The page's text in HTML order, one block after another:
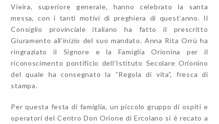
Vieira, superiore generale, hanno celebrato la santa
messa, con i tanti motivi di preghiera di quest’anno. Il
Consiglio provinciale italiano ha fatto il prescritto
Giuramento all’inizio del suo mandato. Anna Rita Orrù ha
ringraziato il Signore e la Famiglia Orionina per il
riconoscimento pontificio dell’Istituto Secolare Orionino
del quale ha consegnato la “Regola di vita”, fresca di
stampa.
Per questa festa di famiglia, un piccolo gruppo di ospiti e
operatori del Centro Don Orione di Ercolano si è recato a